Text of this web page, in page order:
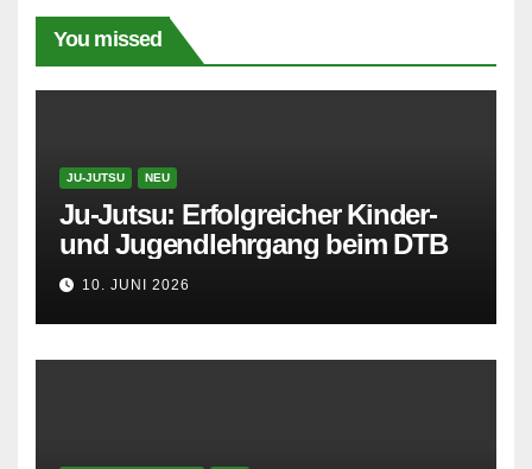
You missed
JU-JUTSU NEU
Ju-Jutsu: Erfolgreicher Kinder-
und Jugendlehrgang beim DTB
10. JUNI 2026